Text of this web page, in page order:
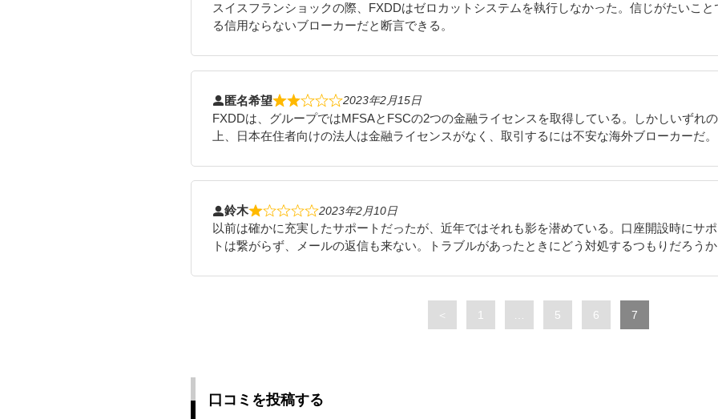
スイスフランショックの際、FXDDはゼロカットシステムを執行しなかった。信じがたいこ
る信用ならないブローカーだと断言できる。
2023年2月15日
FXDDは、グループではMFSAとFSCの2つの金融ライセンスを取得している。しかしいずれ
上、日本在住者向けの法人は金融ライセンスがなく、取引するには不安な海外ブローカーだ。
匿名希望
2023年2月10日
以前は確かに充実したサポートだったが、近年ではそれも影を潜めている。口座開設時にサ
トは繋がらず、メールの返信も来ない。トラブルがあったときにどう対処するつもりだろう
鈴木
＜ Page
1 … Page
5 Page
6 Page
7
口コミを投稿する